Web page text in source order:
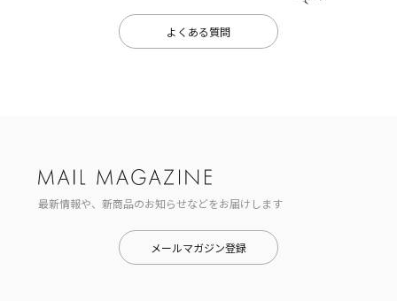
よくある質問
最新情報や、新商品のお知らせなどをお届けします
メールマガジン登録